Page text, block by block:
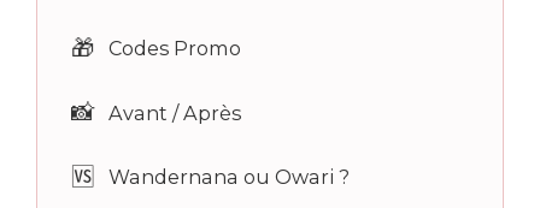
🎁 Codes Promo
📸 Avant / Après
🆚 Wandernana ou Owari ?